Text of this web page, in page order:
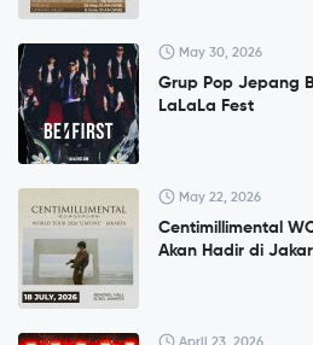
May 30, 2026
Grup Pop Jepang
LaLaLa Fest
May 22, 2026
Centimillimental
Akan Hadir di
April 23, 2026